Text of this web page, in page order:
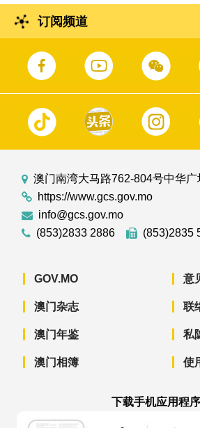
订阅频道
澳门南湾大马路762-804号中华广
https://www.gcs.gov.mo
info@gcs.gov.mo
(853)2833 2886
(853)2835
GOV.MO
澳门杂志
澳门年鉴
澳门相簿
意
联
私
使
下载手机应用程序